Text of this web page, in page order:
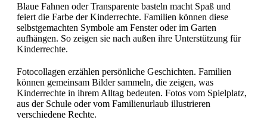
Blaue Fahnen oder Transparente basteln macht Spaß und
feiert die Farbe der Kinderrechte. Familien können diese
selbstgemachten Symbole am Fenster oder im Garten
aufhängen. So zeigen sie nach außen ihre Unterstützung für
Kinderrechte.
Fotocollagen erzählen persönliche Geschichten. Familien
können gemeinsam Bilder sammeln, die zeigen, was
Kinderrechte in ihrem Alltag bedeuten. Fotos vom Spielplatz,
aus der Schule oder vom Familienurlaub illustrieren
verschiedene Rechte.